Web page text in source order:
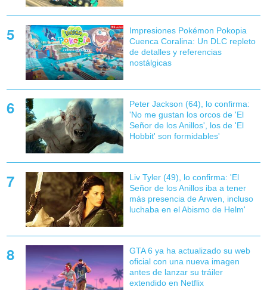
Impresiones Pokémon Pokopia
Cuenca Coralina: Un DLC repleto
de detalles y referencias
nostálgicas
Peter Jackson (64), lo confirma:
'No me gustan los orcos de 'El
Señor de los Anillos', los de 'El
Hobbit' son formidables'
Liv Tyler (49), lo confirma: 'El
Señor de los Anillos iba a tener
más presencia de Arwen, incluso
luchaba en el Abismo de Helm'
GTA 6 ya ha actualizado su web
oficial con una nueva imagen
antes de lanzar su tráiler
extendido en Netflix